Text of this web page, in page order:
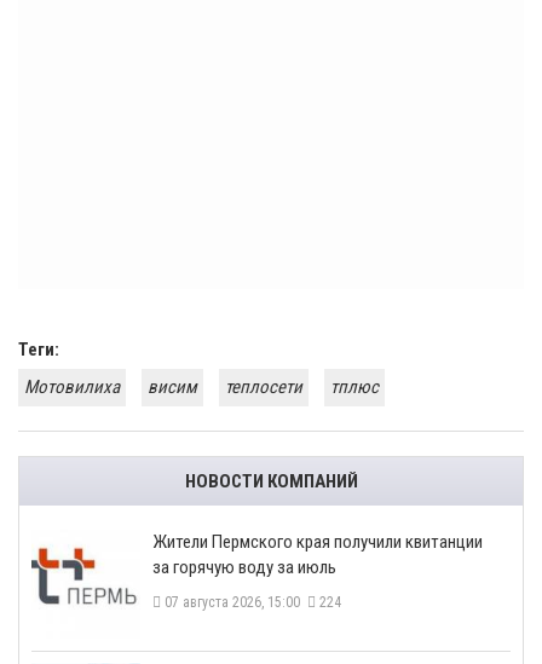
Теги:
Мотовилиха
висим теплосети тплюс
НОВОСТИ КОМПАНИЙ
​Жители Пермского края получили квитанции
за горячую воду за июль
07 августа 2026, 15:00 224